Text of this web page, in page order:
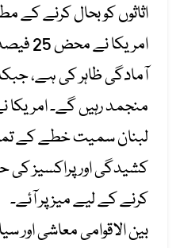
اثاثوں کو بحال کرنے کے
امریکا
آمادگی ظاہر کی ہے، جبکہ
منجمد رہیں گے۔ امریکا
لبنان سمیت خطے کے
کشیدگی اور پراکسیز کی
کرنے کے لیے میز پر آئے۔
بین الاقوامی معاشی اور